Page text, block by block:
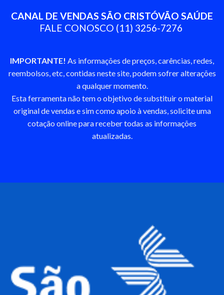
CANAL DE VENDAS SÃO CRISTÓVÃO SAÚDE
FALE CONOSCO (11) 3256-7276
IMPORTANTE! As informações de preços, carências, redes,
reembolsos, etc, contidas neste site, podem sofrer alterações
a qualquer momento.
Esta ferramenta não tem o objetivo de substituir o material
original de vendas e sim como apoio à vendas, solicite uma
cotação online para receber todas as informações
atualizadas.